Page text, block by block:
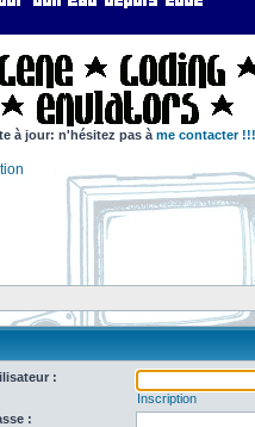
à jour: n'hésitez pas à me contacter !!!
:
Inscription
: